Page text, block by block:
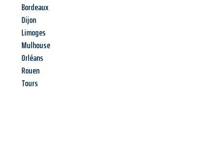
Bordeaux
Dijon
Limoges
Mulhouse
Orléans
Rouen
Tours